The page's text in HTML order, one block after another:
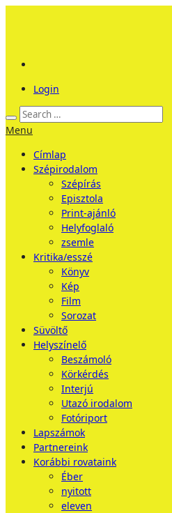
Login
Menu
Címlap
Szépirodalom
Szépírás
Episztola
Print-ajánló
Helyfoglaló
zsemle
Kritika/esszé
Könyv
Kép
Film
Sorozat
Süvöltő
Helyszínelő
Beszámoló
Körkérdés
Interjú
Utazó irodalom
Fotóriport
Lapszámok
Partnereink
Korábbi rovataink
Éber
nyitott
eleven